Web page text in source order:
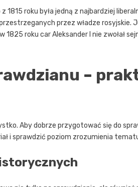
roku była jedną z najbardziej
przez władze rosyjskie.
1825 roku car Aleksander I nie zwołał
–
Aby dobrze przygotować się do
i sprawdzić poziom zrozumienia